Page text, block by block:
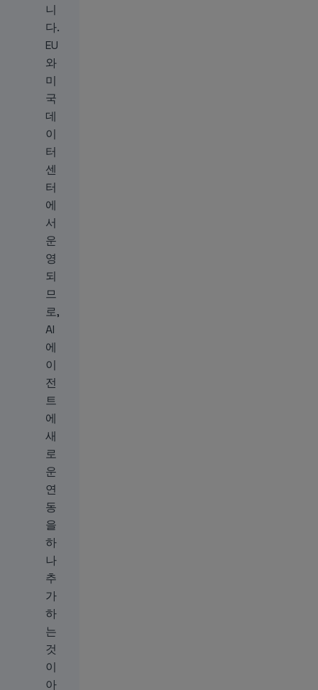
니
다.
EU
와
미
국
데
이
터
센
터
에
서
운
영
되
므
로,
AI
에
이
전
트
에
새
로
운
연
동
을
하
나
추
가
하
는
것
이
아